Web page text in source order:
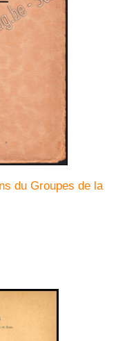
du Groupes de la